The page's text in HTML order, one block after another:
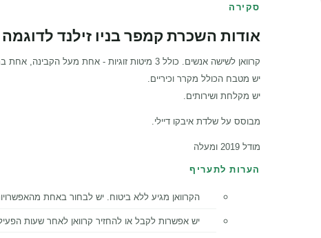
סקירה
אודות השכרת קמפר בניו זילנד לדוגמה Koru Star 6 Freedom
קרוואן לשישה אנשים. כולל 3 מיטות זוגיות - אחת מעל הקבינה, אחת במרכז ואחת מאחור.
יש מטבח הכולל מקרר וכיריים.
יש מקלחת ושירותים.
מבוסס על שלדת איבקו דיילי.
מודל 2019 ומעלה
הערות לתעריף
הקרוואן מגיע ללא ביטוח. יש לבחור באחת
יש אפשרות לקבל או להחזיר קרוואן לאחר שעות הפעילות